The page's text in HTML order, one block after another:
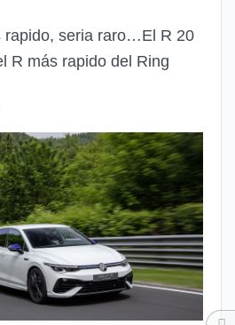
rapido, seria raro…El R 20
R más rapido del Ring